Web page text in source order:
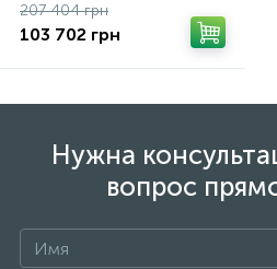
207 404 грн
103 702 грн
Нужна
вопрос